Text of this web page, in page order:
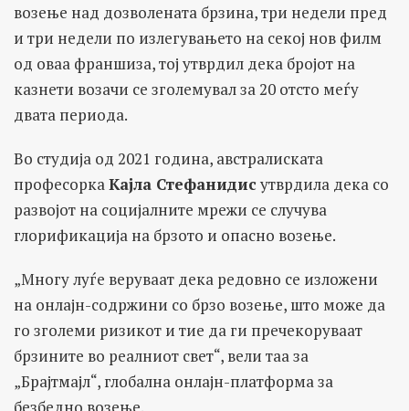
возење над дозволената брзина, три недели пред
и три недели по излегувањето на секој нов филм
од оваа франшиза, тој утврдил дека бројот на
казнети возачи се зголемувал за 20 отсто меѓу
двата периода.
Во студија од 2021 година, австралиската
професоркаКајла Стефанидис утврдила дека со
развојот на социјалните мрежи се случува
глорификација на брзото и опасно возење.
„Многу луѓе веруваат дека редовно се изложени
на онлајн-содржини со брзо возење, што може да
го зголеми ризикот и тие да ги пречекоруваат
брзините во реалниот свет“, вели таа за
„Брајтмајл“, глобална онлајн-платформа за
безбедно возење.